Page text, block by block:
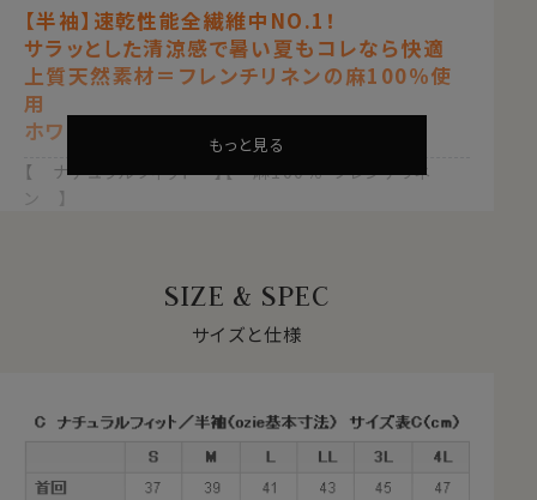
【半袖】速乾性能全繊維中NO.1！
サラッとした清涼感で暑い夏もコレなら快適
上質天然素材＝フレンチリネンの麻100％使
用
ホワイト 白
【 ナチュラルフィット 】【 麻100％・フレンチリネ
ン 】
●使用生地について＝フレンチリネン
一部の麻にみられるチクチクした感じを排除しておりま
もっと見る
SIZE & SPEC
サイズと仕様